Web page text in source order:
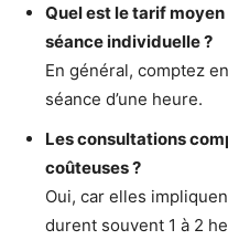
Quel est le tarif
séance individuelle ?
En général, comptez
séance d’une heure.
Les consultations
coûteuses ?
Oui, car elles
durent souvent 1 à 2